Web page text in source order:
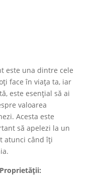
este una dintre cele
face în viața ta, iar
este esențial să ai
valoarea
Acesta este
să apelezi la un
atunci când îți